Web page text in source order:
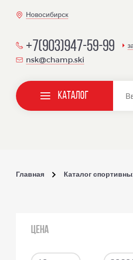
Новосибирск
+7(903)947-59-99
nsk@champ.ski
Каталог
Главная Каталог
ЦЕНА